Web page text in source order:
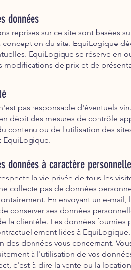
données
reprises sur ce site sont basées
conception du site. EquiLogique
EquiLogique se réserve en
modifications de prix et de
pas responsable d'éventuels
dépit des mesures de contrôle
contenu ou de l'utilisation des
EquiLogique.
données à caractère personnelle
la vie privée de tous les
collecte pas de données
En envoyant un e-
conserver ses données
la clientèle. Les données fournies
liées à
des données vous concernant.
à l'utilisation de vos
c'est-à-dire la vente ou la